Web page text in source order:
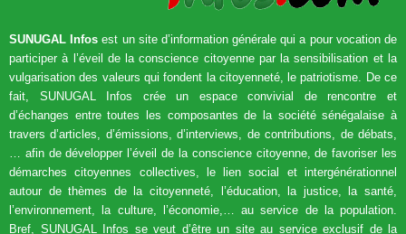
SUNUGAL Infos est un site d’information générale qui a pour vocation de
participer à l’éveil de la conscience citoyenne par la sensibilisation et la
vulgarisation des valeurs qui fondent la citoyenneté, le patriotisme. De ce
fait, SUNUGAL Infos crée un espace convivial de rencontre et
d’échanges entre toutes les composantes de la société sénégalaise à
travers d’articles, d’émissions, d’interviews, de contributions, de débats,
… afin de développer l’éveil de la conscience citoyenne, de favoriser les
démarches citoyennes collectives, le lien social et intergénérationnel
autour de thèmes de la citoyenneté, l’éducation, la justice, la santé,
l’environnement, la culture, l’économie,… au service de la population.
Bref, SUNUGAL Infos se veut d’être un site au service exclusif de la